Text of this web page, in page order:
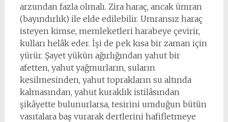
arzundan fazla olmalı. Zira haraç, ancak ümran
(bayındırlık) ile elde edilebilir. Umransız haraç
isteyen kimse, memleketleri harabeye çevirir,
kulları helâk eder. İşi de pek kısa bir zaman için
yürür. Şayet yükün ağırlığından yahut bir
afetten, yahut yağmurların, suların
kesilmesinden, yahut toprakların su altında
kalmasından, yahut kuraklık istilâsından
şikâyette bulunurlarsa, tesirini umduğun bütün
vasıtalara baş vurarak dertlerini hafifletmeye